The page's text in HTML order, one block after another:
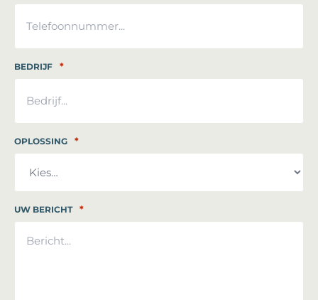
BEDRIJF *
OPLOSSING *
UW BERICHT *